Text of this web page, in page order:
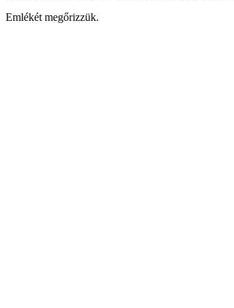
Emlékét megőrizzük.